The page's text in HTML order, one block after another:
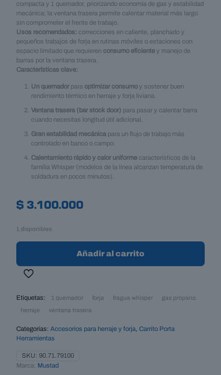
compacta y 1 quemador, priorizando economía de gas y estabilidad
mecánica; la ventana trasera permite calentar material más largo
sin comprometer el frente de trabajo.
Usos recomendados: correcciones en caliente, planchado y
pequeños trabajos de forja en rutinas móviles o estaciones con
espacio limitado que requieren consumo eficiente y manejo de
barras por la ventana trasera.
Características clave:
Un quemadorpara optimizar consumo y sostener buen
rendimiento térmico en herraje y forja liviana.
Ventana trasera (bar stock door) para pasar y calentar barra
cuando necesitas longitud útil adicional.
Gran estabilidad mecánica para un flujo de trabajo más
controlado en banco o campo.
Calentamiento rápido y calor uniforme característicos de la
familia Whisper (modelos de la línea alcanzan temperatura de
soldadura en pocos minutos).
$ 3.100.000
1 disponibles
Añadir al carrito
Etiquetas: 1 quemador forja fragua whisper gas propano
herraje ventana trasera
Categorías: Accesorios para herraje y forja, Carrito Porta
Herramientas
SKU: 90.71.79100
Marca: Mustad